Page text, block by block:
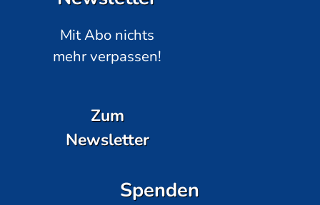
Mit Abo nichts
mehr verpassen!
Zum
Newsletter
Spenden